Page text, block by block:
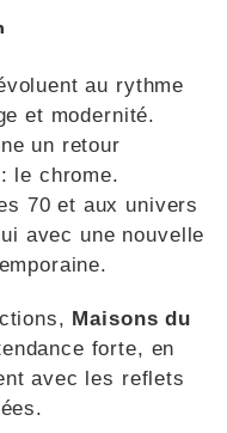
au rythme
et modernité.
un retour
le chrome.
70 et aux univers
avec une nouvelle
Maisons du
forte, en
avec les reflets